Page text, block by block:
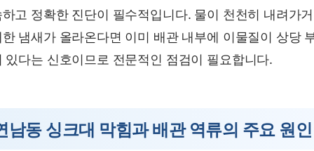
고 정확한 진단이 필수적입니다. 물이 천천히 내려가
냄새가 올라온다면 이미 배관 내부에 이물질이 상당
있다는 신호이므로 전문적인 점검이 필요합니다.
남동 싱크대 막힘과 배관 역류의 주요 원인